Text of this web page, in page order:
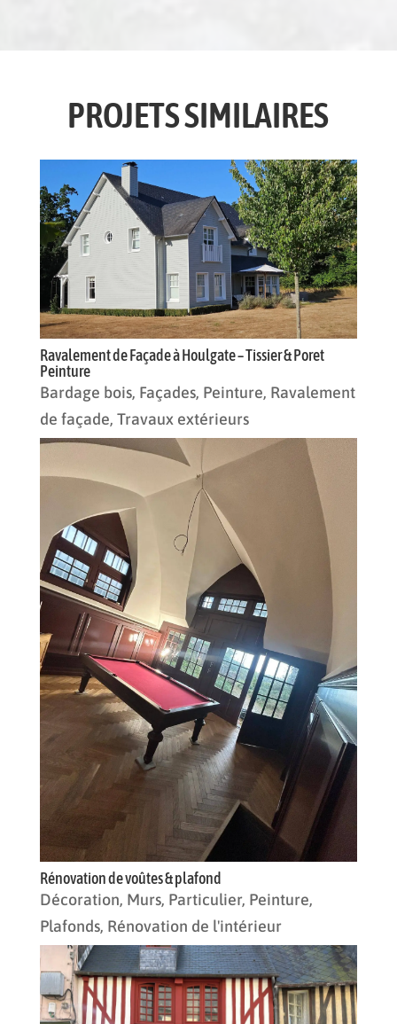
PROJETS SIMILAIRES
Ravalement de Façade à Houlgate – Tissier & Poret
Peinture
Bardage bois, Façades, Peinture, Ravalement
de façade, Travaux extérieurs
Rénovation de voûtes & plafond
Décoration, Murs, Particulier, Peinture,
Plafonds, Rénovation de l'intérieur